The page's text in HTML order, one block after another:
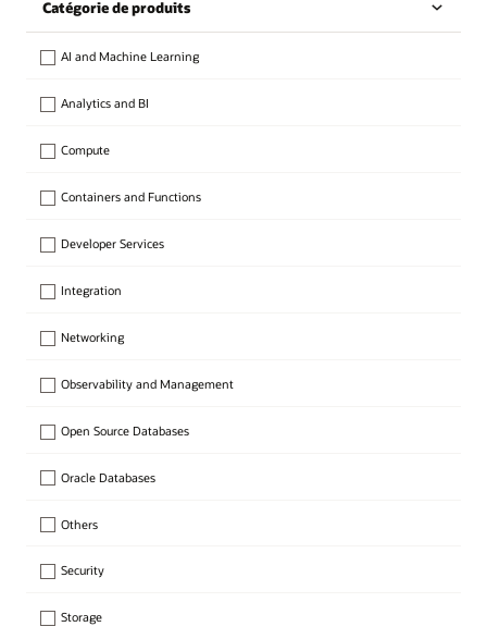
Catégorie de produits
AI and Machine Learning
Analytics and BI
Compute
Containers and Functions
Developer Services
Integration
Networking
Observability and Management
Open Source Databases
Oracle Databases
Others
Security
Storage